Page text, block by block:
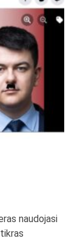
naudojasi